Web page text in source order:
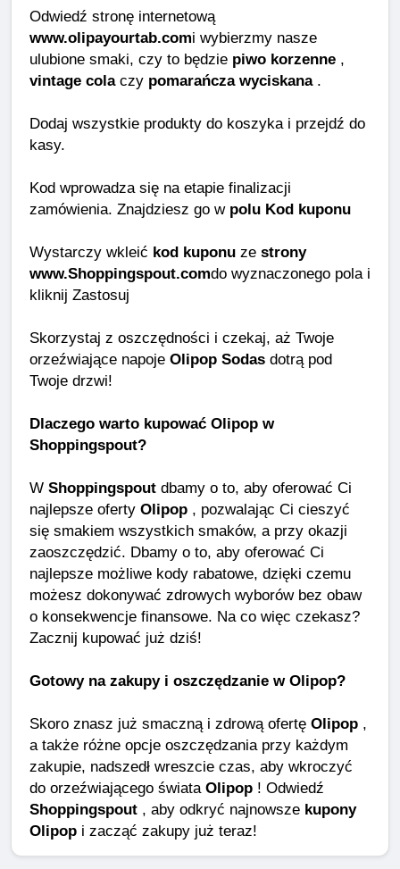
Odwiedź stronę internetową
www.olipayourtab.comi wybierzmy nasze
ulubione smaki, czy to będzie piwo korzenne ,
vintage colaczy pomarańcza wyciskana.
Dodaj wszystkie produkty do koszyka i przejdź do
kasy.
Kod wprowadza się na etapie finalizacji
zamówienia. Znajdziesz go w polu Kod kuponu
Wystarczy wkleić kod kuponu ze strony
www.Shoppingspout.comdo wyznaczonego pola i
kliknij Zastosuj
Skorzystaj z oszczędności i czekaj, aż Twoje
orzeźwiające napoje Olipop Sodas dotrą pod
Twoje drzwi!
Dlaczego warto kupować Olipop w
Shoppingspout?
W Shoppingspout dbamy o to, aby oferować Ci
najlepsze oferty Olipop , pozwalając Ci cieszyć
się smakiem wszystkich smaków, a przy okazji
zaoszczędzić. Dbamy o to, aby oferować Ci
najlepsze możliwe kody rabatowe, dzięki czemu
możesz dokonywać zdrowych wyborów bez obaw
o konsekwencje finansowe. Na co więc czekasz?
Zacznij kupować już dziś!
Gotowy na zakupy i oszczędzanie w Olipop?
Skoro znasz już smaczną i zdrową ofertę Olipop ,
a także różne opcje oszczędzania przy każdym
zakupie, nadszedł wreszcie czas, aby wkroczyć
do orzeźwiającego świata Olipop ! Odwiedź
Shoppingspout , aby odkryć najnowsze kupony
Olipop i zacząć zakupy już teraz!